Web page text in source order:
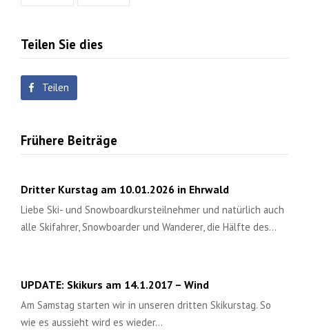
Teilen Sie dies
Teilen
Frühere Beiträge
Dritter Kurstag am 10.01.2026 in Ehrwald
Liebe Ski- und Snowboardkursteilnehmer und natürlich auch
alle Skifahrer, Snowboarder und Wanderer, die Hälfte des…
UPDATE: Skikurs am 14.1.2017 – Wind
Am Samstag starten wir in unseren dritten Skikurstag. So
wie es aussieht wird es wieder…